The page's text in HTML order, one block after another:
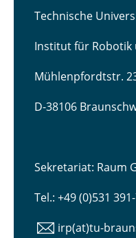
Technische
Institut für Robotik
Mühlenpfordtstr.
D-38106
Sekretariat: Raum
Tel.: +49 (0)531
irp(at)tu-